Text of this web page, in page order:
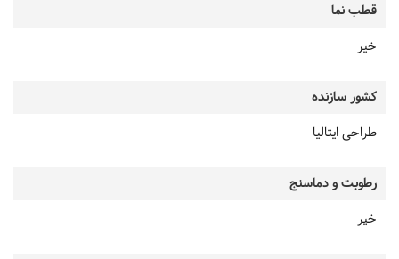
قطب نما
خیر
کشور سازنده
طراحی ایتالیا
رطوبت و دماسنج
خیر